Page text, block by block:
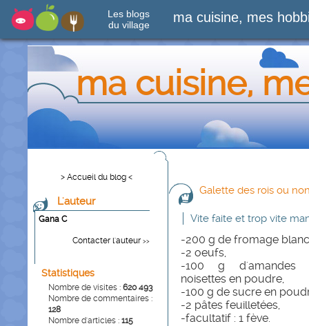
Les blogs
du village
ma cuisine, mes
ma cuisine,
> Accueil du blog <
L'auteur
Gana C
Contacter l'auteur >>
Statistiques
Nombre de visites : 620 493
Nombre de commentaires :
128
Nombre d'articles : 115
Galette des rois ou
Vite faite et trop vite
-200 g de fromage
-2 oeufs,
-100 g
noisettes en poudre,
-100 g de sucre en
-2 pâtes feuilletées,
-facultatif : 1 fève.